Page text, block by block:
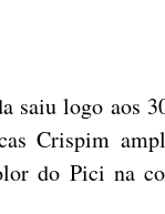
saiu logo aos
Crispim
do Pici na